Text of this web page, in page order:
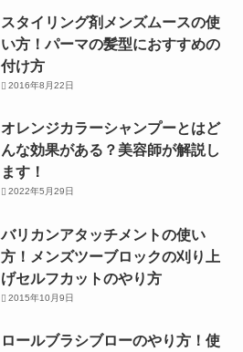
スタイリング剤メンズムースの使
い方！パーマの髪型におすすめの
付け方
2016年8月22日
オレンジカラーシャンプーとはど
んな効果がある？美容師が解説し
ます！
2022年5月29日
バリカンアタッチメントの使い
方！メンズツーブロックの刈り上
げセルフカットのやり方
2015年10月9日
ロールブラシブローのやり方！使